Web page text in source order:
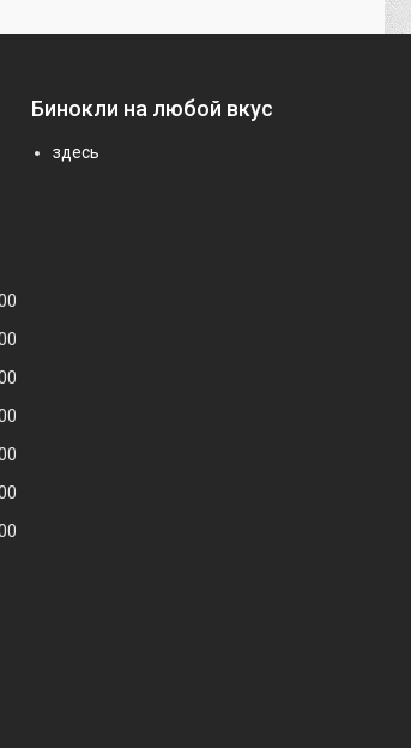
Бинокли на любой вкус
здесь